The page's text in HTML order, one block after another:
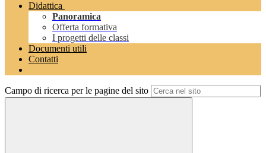
Didattica
Panoramica
Offerta formativa
I progetti delle classi
Documenti utili
Contatti
Campo di ricerca per le pagine del sito